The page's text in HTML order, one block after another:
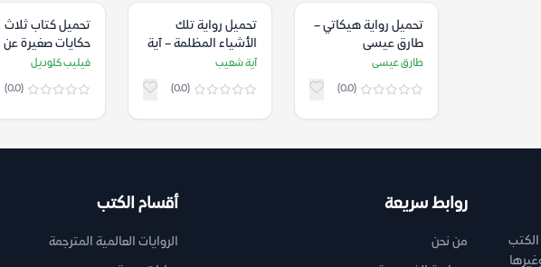
تحميل رواية هيكاتي –
طارق عيسى
طارق عيسى
(0.0)
تحميل رواية تلك
الأشياء المظلمة – آية
شعيب
آية شعيب
(0.0)
تحميل كتاب ثلاث
حكايات صغيرة عن
الألعاب – فيليب
فيليب كلوديل
(0.0)
روابط سريعة
من نحن
أقسام الكتب
الروايات العالمية المترجمة